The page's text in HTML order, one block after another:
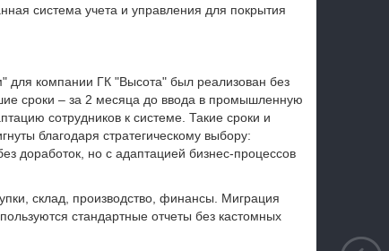
система учета и управления для покрытия
для компании ГК "Высота" был реализован без
сроки – за 2 месяца до ввода в промышленную
сотрудников к системе. Такие сроки и
благодаря стратегическому выбору:
доработок, но с адаптацией бизнес-процессов
склад, производство, финансы. Миграция
стандартные отчеты без кастомных